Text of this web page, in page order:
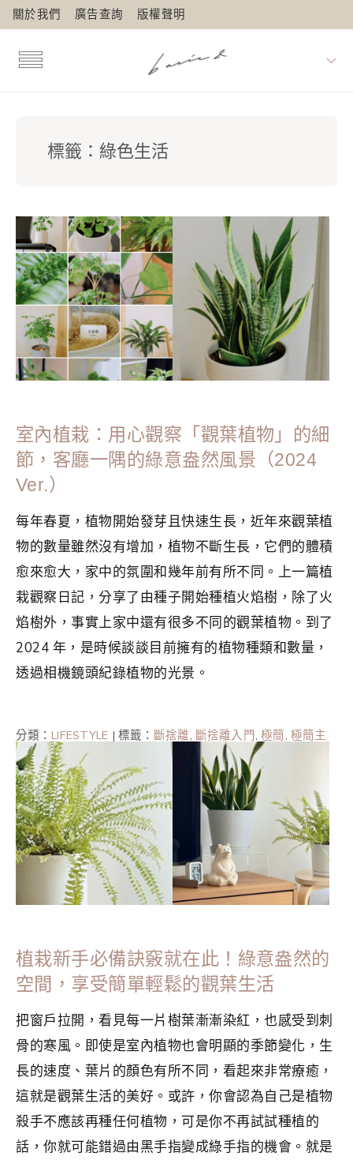
關於我們 廣告查詢 版權聲明
標籤： 綠色生活
室內植栽：用心觀察「觀葉植物」的細
節，客廳一隅的綠意盎然風景（2024
Ver.）
每年春夏，植物開始發芽且快速生長，近年來觀葉植
物的數量雖然沒有增加，植物不斷生長，它們的體積
愈來愈大，家中的氛圍和幾年前有所不同。上一篇植
栽觀察日記，分享了由種子開始種植火焰樹，除了火
焰樹外，事實上家中還有很多不同的觀葉植物。到了
2024 年，是時候談談目前擁有的植物種類和數量，
透過相機鏡頭紀錄植物的光景。
分類： LIFESTYLE | 標籤： 斷捨離, 斷捨離入門, 極簡, 極簡主
義者 ,極簡生活 簡單生活 , 綠意生活,
色生活,觀葉植物
植栽新手必備訣竅就在此！綠意盎然的
空間，享受簡單輕鬆的觀葉生活
把窗戶拉開，看見每一片樹葉漸漸染紅，也感受到刺
骨的寒風。即使是室內植物也會明顯的季節變化，生
長的速度、葉片的顏色有所不同，看起來非常療癒，
這就是觀葉生活的美好。或許，你會認為自己是植物
殺手不應該再種任何植物，可是你不再試試種植的
話，你就可能錯過由黑手指變成綠手指的機會。就是